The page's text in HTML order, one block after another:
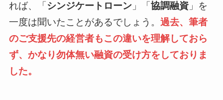
れば、「 シンジケートローン 」「 協調融資」を
一度は聞いたことがあるでしょう。 過去、筆者
のご支援先の経営者もこの違いを理解しておら
ず、かなり勿体無い融資の受け方をしておりま
した。